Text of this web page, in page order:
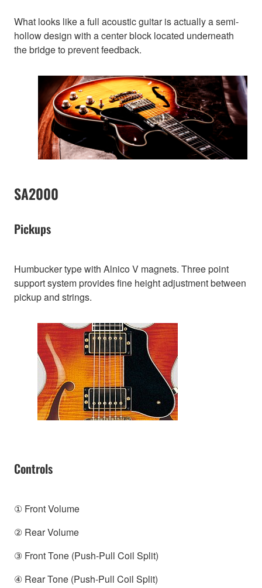
What looks like a full acoustic guitar is actually a semi-
hollow design with a center block located underneath
the bridge to prevent feedback.
SA2000
Pickups
Humbucker type with Alnico V magnets. Three point
support system provides fine height adjustment between
pickup and strings.
Controls
① Front Volume
② Rear Volume
③ Front Tone (Push-Pull Coil Split)
④ Rear Tone (Push-Pull Coil Split)